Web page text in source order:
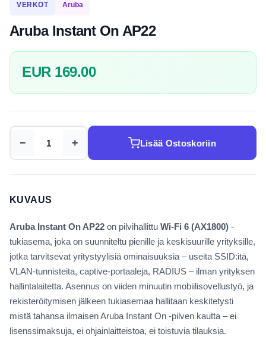
VERKOT Aruba
Aruba Instant On AP22
EUR 169.00
− + Lisää Ostoskoriin
KUVAUS
Aruba Instant On AP22 on pilvihallittu Wi-Fi 6 (AX1800) -
tukiasema, joka on suunniteltu pienille ja keskisuurille yrityksille,
jotka tarvitsevat yritystyylisiä ominaisuuksia – useita SSID:itä,
VLAN-tunnisteita, captive-portaaleja, RADIUS – ilman yrityksen
hallintalaitetta. Asennus on viiden minuutin mobiilisovellustyö, ja
rekisteröitymisen jälkeen tukiasemaa hallitaan keskitetysti
mistä tahansa ilmaisen Aruba Instant On -pilven kautta – ei
lisenssimaksuja, ei ohjainlaitteistoa, ei toistuvia tilauksia.